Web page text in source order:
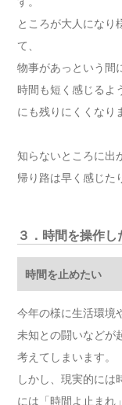
ところが大人になり
て、
物事があっという間
時間も短く感じるよ
にも残りにくくなり
知らないところに出
帰り路は早く感じた
３．時間を操作し
時間を止めたい
今年の様に生活環境
未知との闘いなどが
考えてしまいます。
しかし、現実的には
には「時間よ止まれ